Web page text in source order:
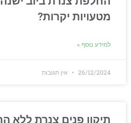
מטעויות יקרות?
למידע נוסף »
26/12/2024 אין תגובות
תיקון פנים צנרת ללא